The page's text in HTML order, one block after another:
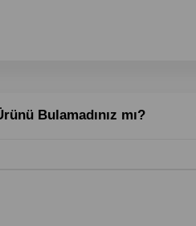
Bulamadınız mı?